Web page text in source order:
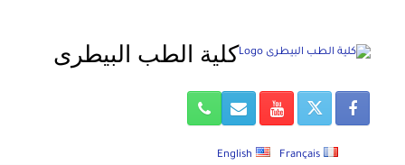
كلية الطب البيطرى
English Français